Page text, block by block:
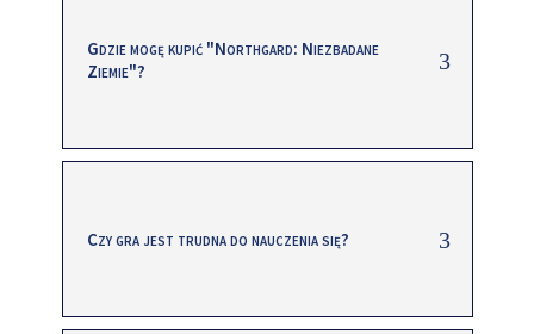
Gdzie mogę kupić "Northgard: Niezbadane
Ziemie"?
Czy gra jest trudna do nauczenia się?